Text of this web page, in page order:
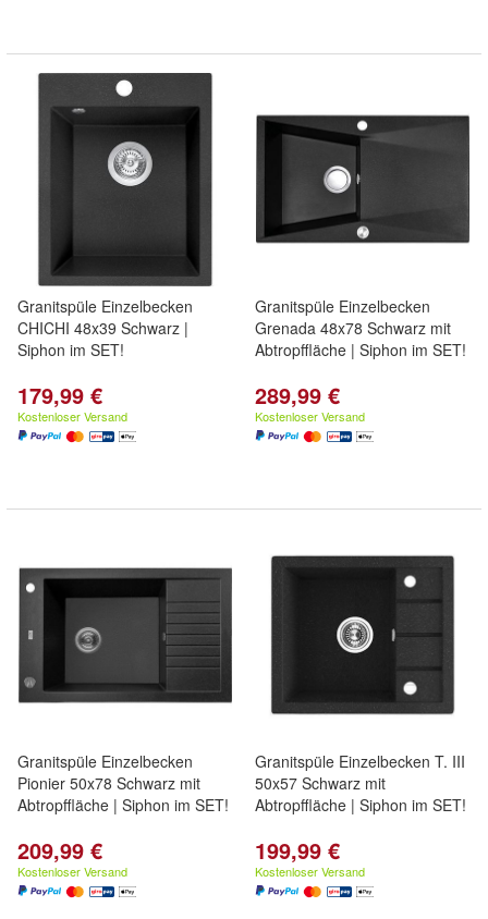
Granitspüle Einzelbecken
CHICHI 48x39 Schwarz |
Siphon im SET!
179,99 €
Kostenloser Versand
Granitspüle Einzelbecken
Grenada 48x78 Schwarz mit
Abtropffläche | Siphon im SET!
289,99 €
Kostenloser Versand
Granitspüle Einzelbecken
Pionier 50x78 Schwarz mit
Abtropffläche | Siphon im SET!
209,99 €
Kostenloser Versand
Granitspüle Einzelbecken T. III
50x57 Schwarz mit
Abtropffläche | Siphon im SET!
199,99 €
Kostenloser Versand